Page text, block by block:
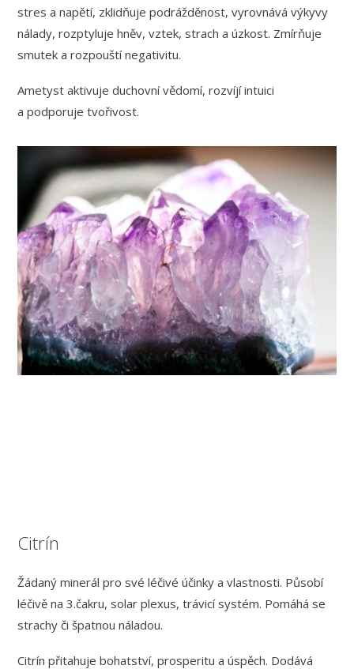
stres a napětí, zklidňuje podrážděnost, vyrovnává výkyvy
nálady, rozptyluje hněv, vztek, strach a úzkost. Zmírňuje
smutek a rozpouští negativitu.
Ametyst aktivuje duchovní vědomí, rozvíjí intuici
a podporuje tvořivost.
Citrín
Žádaný minerál pro své léčivé účinky a vlastnosti. Působí
léčivě na 3.čakru, solar plexus, trávicí systém. Pomáhá se
strachy či špatnou náladou.
Citrín přitahuje bohatství, prosperitu a úspěch. Dodává